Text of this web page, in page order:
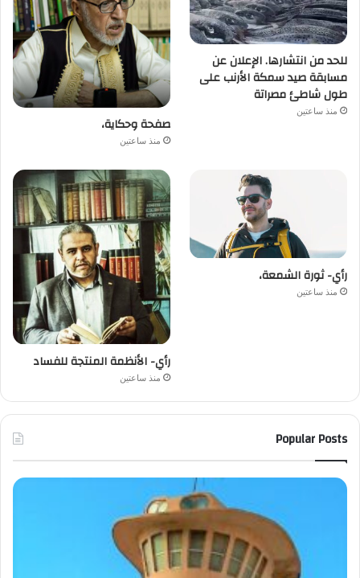
للحد من انتشارها. الإعلان عن
مسابقة صيد سمكة الأرنب على
طول شاطئ مصراتة
منذ ساعتين
صفحة وحكاية،
منذ ساعتين
رأي- ثورة الشمعة،
منذ ساعتين
رأي- الأنظمة المنتجة للفساد
منذ ساعتين
Popular Posts